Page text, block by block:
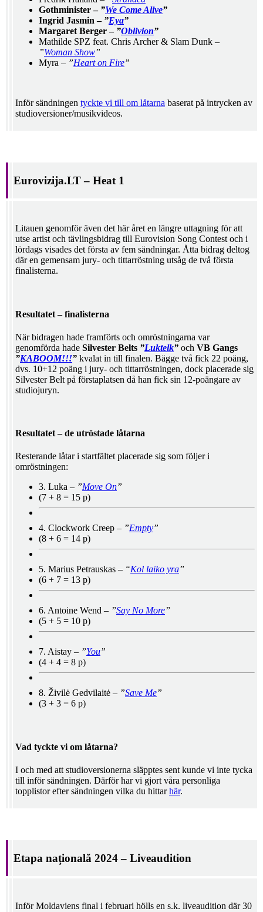
Gothminister – ”We Come Alive”
Ingrid Jasmin – ”Eya”
Margaret Berger – ”Oblivion”
Mathilde SPZ feat. Chris Archer & Slam Dunk –
”Woman Show”
Myra – ”Heart on Fire”
Inför sändningen tyckte vi till om låtarna baserat på intrycken av
studioversioner/musikvideos.
Eurovizija.LT – Heat 1
Litauen genomför även det här året en längre uttagning för att
utse artist och tävlingsbidrag till Eurovision Song Contest och i
lördags visades det första av fem sändningar. Åtta bidrag deltog
där en gemensam jury- och tittarröstning utsåg de två första
finalisterna.
Resultatet – finalisterna
När bidragen hade framförts och omröstningarna var
genomförda hade Silvester Belts ”Luktelk” och VB Gangs
”KABOOM!!!” kvalat in till finalen. Bägge två fick 22 poäng,
dvs. 10+12 poäng i jury- och tittarröstningen, dock placerade sig
Silvester Belt på förstaplatsen då han fick sin 12-poängare av
studiojuryn.
Resultatet – de utröstade låtarna
Resterande låtar i startfältet placerade sig som följer i
omröstningen:
3. Luka – ”Move On”
(7 + 8 = 15 p)
4. Clockwork Creep – ”Empty”
(8 + 6 = 14 p)
5. Marius Petrauskas – “Kol laiko yra”
(6 + 7 = 13 p)
6. Antoine Wend – ”Say No More”
(5 + 5 = 10 p)
7. Aistay – ”You”
(4 + 4 = 8 p)
8. Živilė Gedvilaitė – ”Save Me”
(3 + 3 = 6 p)
Vad tyckte vi om låtarna?
I och med att studioversionerna släpptes sent kunde vi inte tycka
till inför sändningen. Därför har vi gjort våra personliga
topplistor efter sändningen vilka du hittarhär.
Etapa națională 2024 – Liveaudition
Inför Moldaviens final i februari hölls en s.k. liveaudition där 30